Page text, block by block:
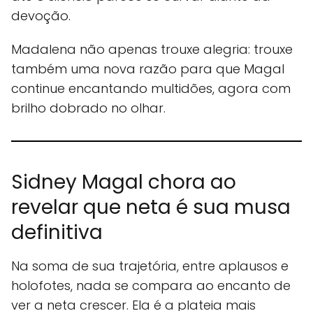
devoção.
Madalena não apenas trouxe alegria: trouxe
também uma nova razão para que Magal
continue encantando multidões, agora com
brilho dobrado no olhar.
Sidney Magal chora ao
revelar que neta é sua musa
definitiva
Na soma de sua trajetória, entre aplausos e
holofotes, nada se compara ao encanto de
ver a neta crescer. Ela é a plateia mais